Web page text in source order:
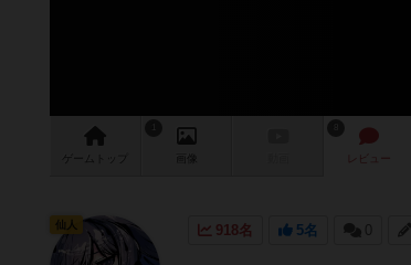
ゲーム 画像 レビュー
918名 5名 0
仙人